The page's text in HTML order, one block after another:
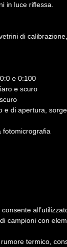
in luce riflessa.
di
e 0:100
e scuro
e di apertura,
fotomicrografia
campioni con
termico,